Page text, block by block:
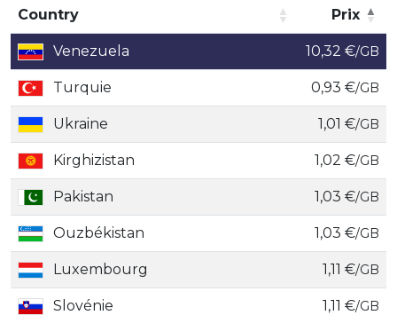
Country
Prix
Country
Prix
Venezuela 10,32 €/GB
Turquie 0,93 €/GB
Ukraine 1,01 €/GB
Kirghizistan 1,02 €/GB
Pakistan 1,03 €/GB
Ouzbékistan 1,03 €/GB
Luxembourg 1,11 €/GB
Slovénie 1,11 €/GB